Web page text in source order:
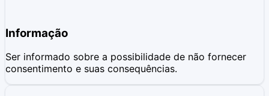
Informação
Ser informado sobre a possibilidade de não fornecer
consentimento e suas consequências.